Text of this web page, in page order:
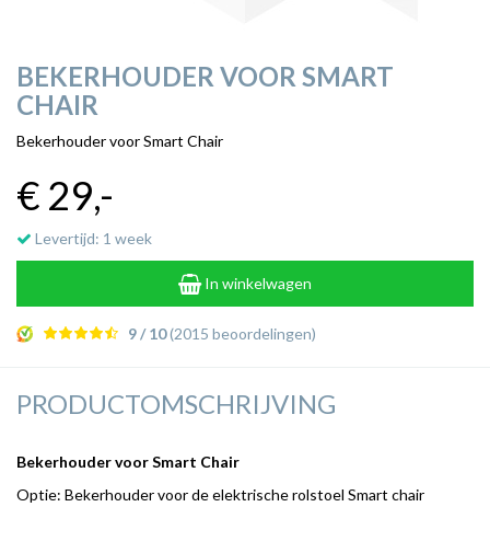
BEKERHOUDER VOOR SMART
CHAIR
Bekerhouder voor Smart Chair
€ 29,-
Levertijd: 1 week
In winkelwagen
9 / 10(2015 beoordelingen)
PRODUCTOMSCHRIJVING
Bekerhouder voor Smart Chair
Optie: Bekerhouder voor de elektrische rolstoel Smart chair